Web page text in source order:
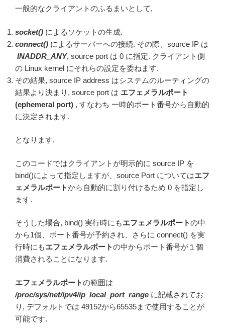
一般的なクライアントのふるまいとして,
socket() によるソケットの生成.
connect() によるサーバーへの接続. その際、source IP は
INADDR_ANY, source port は 0 に指定. クライアント側
の Linux kernel にそれらの設定を委ねます.
その結果, source IP address はシステムのルーティングの
結果より決まり, source port は エフェメラルポート
(ephemeral port) , すなわち 一時的ポート番号から自動的
に決定されます.
となります.
このコードではクライアントが明示的に source IP を
bind()によって指定しますが、source Port についてはエフ
ェメラルポートから自動的に割り付けるため 0 を指定し
ます.
そうした場合, bind() 実行時にもエフェメラルポートの中
から1個、ポート番号が予約され、さらに connect() を実
行時にもエフェメラルポートの中からポート番号が１個
消費されることになります.
エフェメラルポートの範囲は
/proc/sys/net/ipv4/ip_local_port_range に記載されてお
り, デフォルトでは 49152から65535まで使用することが
可能です.